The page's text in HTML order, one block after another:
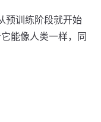
预训练阶段就开始
能像人类一样，同